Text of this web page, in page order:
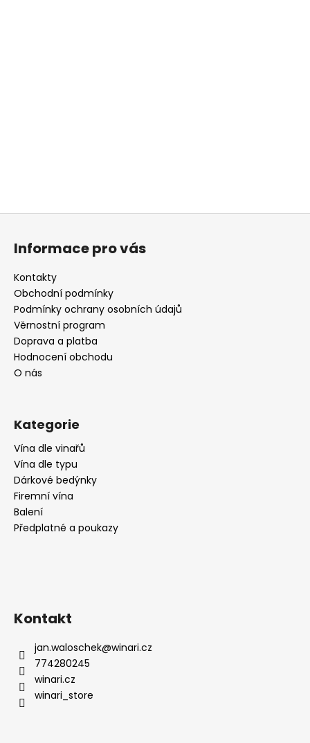
Informace pro vás
Kontakty
Obchodní podmínky
Podmínky ochrany osobních údajů
Věrnostní program
Doprava a platba
Hodnocení obchodu
O nás
Kategorie
Vína dle vinařů
Vína dle typu
Dárkové bedýnky
Firemní vína
Balení
Předplatné a poukazy
Kontakt
jan.waloschek@winari.cz
774280245
winari.cz
winari_store